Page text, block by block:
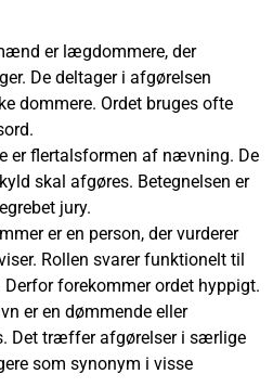
er lægdommere, der
De deltager i afgørelsen
dommere. Ordet bruges ofte
er flertalsformen af nævning. De
skal afgøres. Betegnelsen er
jury.
er en person, der vurderer
Rollen svarer funktionelt til
forekommer ordet hyppigt.
er en dømmende eller
Det træffer afgørelser i særlige
som synonym i visse